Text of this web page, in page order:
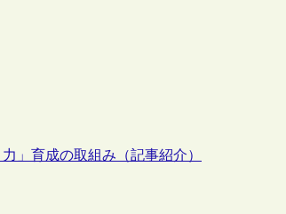
」育成の取組み（記事紹介）